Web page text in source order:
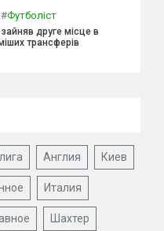
#Футболіст
друге місце в
трансферів
Англия Киев
Италия
Шахтер